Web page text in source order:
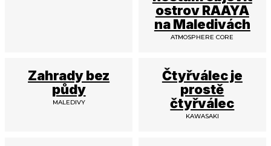
ostrov RAAYA
na Maledivách
ATMOSPHERE CORE
Zahrady bez
půdy
MALEDIVY
Čtyřválec je
prostě
čtyřválec
KAWASAKI